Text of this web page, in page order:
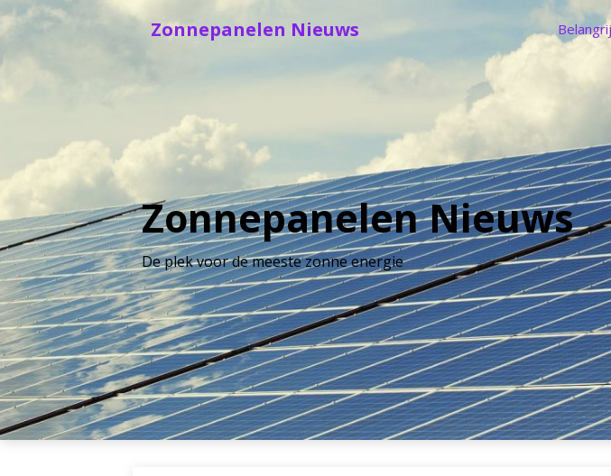
to
Zonnepanelen Nieuws
Zonnepanelen Nieuws
De plek voor de meeste zonne energie